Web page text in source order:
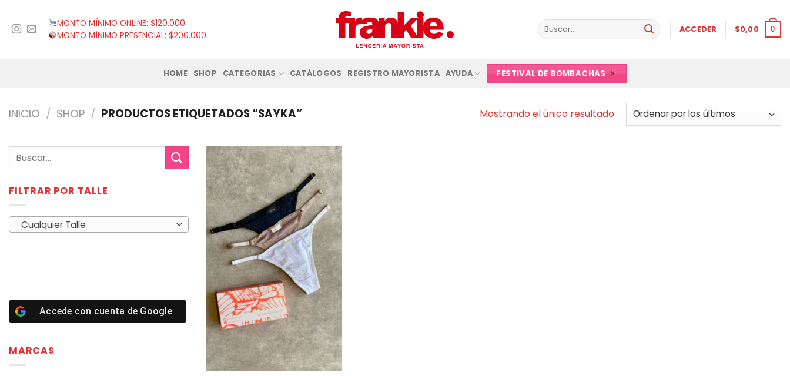
contenido
MONTO MÍNIMO ONLINE: $120.000
MONTO MÍNIMO PRESENCIAL: $200.000
Buscar
por:
ACCEDER $0,00 0
HOME SHOP CATEGORIAS CATÁLOGOS REGISTRO MAYORISTA AYUDA FESTIVAL DE BOMBACHAS
INICIO / SHOP / PRODUCTOS ETIQUETADOS “SAYKA” Mostrando el único resultado
Buscar
FILTRAR POR TALLE
Cualquier Talle
Accede con cuenta de Google
MARCAS